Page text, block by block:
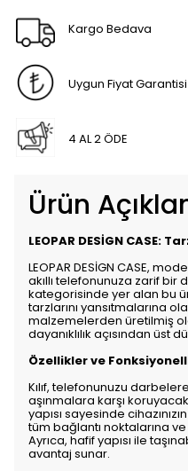
Kargo Bedava
Uygun Fiyat Garantisi
4 AL 2 ÖDE
Ürün
LEOPAR DESİGN CASE:
LEOPAR DESİGN CASE,
akıllı telefonunuza zarif bir
kategorisinde yer alan bu
tarzlarını yansıtmalarına
malzemelerden üretilmiş
dayanıklılık açısından üst
Özellikler ve
Kılıf, telefonunuzu
aşınmalara karşı
yapısı sayesinde
tüm bağlantı noktalarına
Ayrıca, hafif yapısı ile
avantaj sunar.